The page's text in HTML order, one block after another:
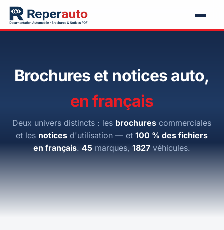
Brochures et notices auto,
en français
Deux univers distincts : les brochures commerciales
et les notices d'utilisation — et 100 % des fichiers
en français. 45 marques, 1827 véhicules.